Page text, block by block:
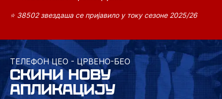
⭐ 38502 звездаша се пријавило у току сезоне 2025/26
ТЕЛЕФОН ЦЕО - ЦРВЕНО-БЕО
СКИНИ НОВУ
АПЛИКАЦИЈУ